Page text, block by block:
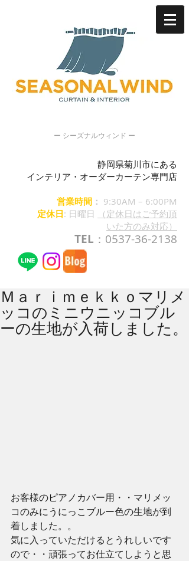
ー シーズナルウィンド ー
静岡県菊川市にある
インテリア・オーダーカーテン専門店
営業時間 ： 9:30AM – 6:00PM
定休日: 日曜日
（定休日はご予約頂
いた方のみ対応）
TEL ：0537-36-2138
Ｍａｒｉｍｅｋｋｏマリメ
ッコのミニウニッコブル
ーの生地が入荷しました。
お客様のピアノカバー用・・マリメッ
コのみにうにっこブルー色の生地が到
着しました。。
気に入っていただけるとうれしいです
ので・・頑張ってお仕立てしようと思